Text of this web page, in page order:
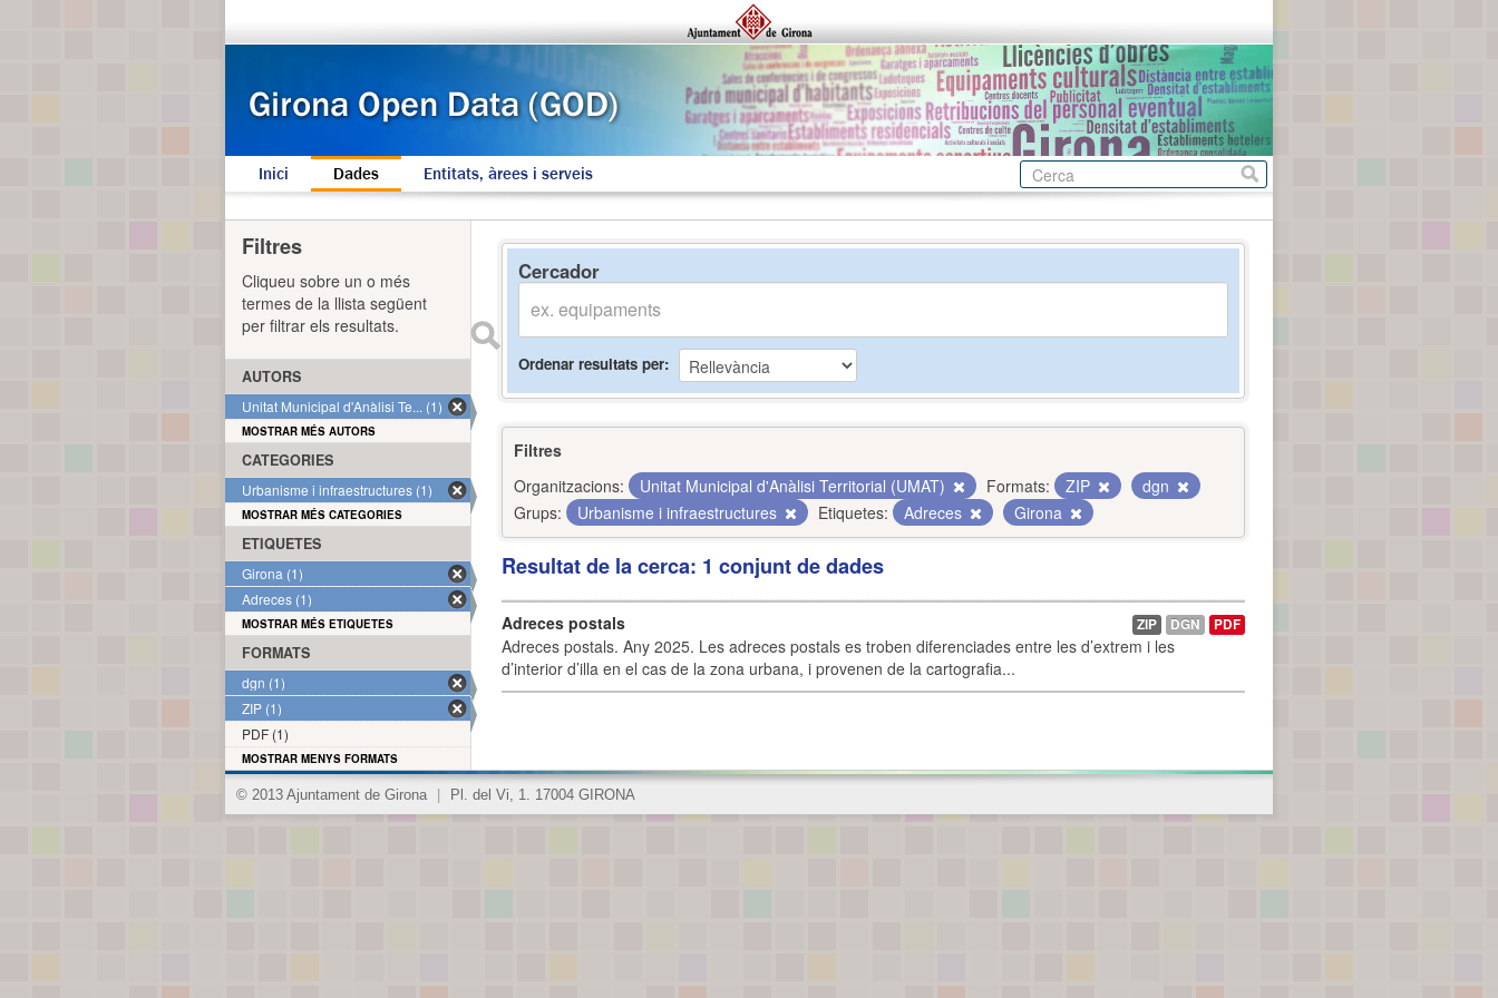
Inici Dades Entitats, àrees i serveis
Cercador
Ordenar resultats per
Filtres
Organitzacions:
Unitat Municipal d'Anàlisi Territorial (UMAT) Formats: ZIP
dgn
Grups:
Urbanisme i infraestructures Etiquetes: Adreces Girona
Resultat de la cerca: 1 conjunt de dades
Adreces postals
Adreces postals. Any 2025. Les adreces postals es troben diferenciades entre les d’extrem i les
d’interior d’illa en el cas de la zona urbana, i provenen de la cartografia...
ZIP DGN PDF
Filtres
Cliqueu sobre un o més
termes de la llista següent
per filtrar els resultats.
AUTORS
Unitat Municipal d'Anàlisi Te... (1)
MOSTRAR MÉS AUTORS
CATEGORIES
Urbanisme i infraestructures (1)
MOSTRAR MÉS CATEGORIES
ETIQUETES
Girona (1)
Adreces (1)
MOSTRAR MÉS ETIQUETES
FORMATS
dgn (1)
ZIP (1)
PDF (1)
MOSTRAR MENYS FORMATS
© 2013 Ajuntament de Girona Pl. del Vi, 1. 17004 GIRONA